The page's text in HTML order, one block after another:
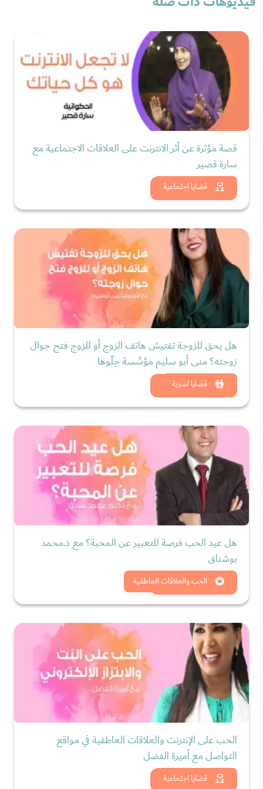
قضايا اجتماعية
قصة مؤثرة عن أثر الانترنت على العلاقات الاجتماعية مع
سارة قصير
شاهد الان
قضايا اسرية
هل يحق للزوجة تفتيش هاتف الزوج أو للزوج فتح جوال
زوجته؟ منى أبو سليم مؤسِّسة حِلّوها
شاهد الان
الحب والعلاقات العاطفية
هل عيد الحب فرصة للتعبير عن المحبة؟ مع د.محمد
بوشناق
شاهد الان
قضايا اجتماعية
الحب على الإنترنت والعلاقات العاطفية في مواقع
التواصل مع أميرة الفضل
شاهد الان